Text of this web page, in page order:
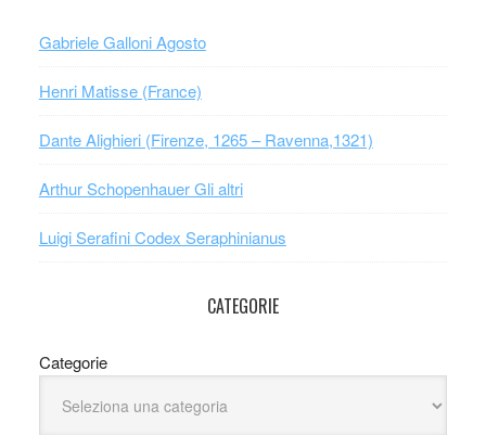
Gabriele Galloni Agosto
Henri Matisse (France)
Dante Alighieri (Firenze, 1265 – Ravenna,1321)
Arthur Schopenhauer Gli altri
Luigi Serafini Codex Seraphinianus
CATEGORIE
Categorie